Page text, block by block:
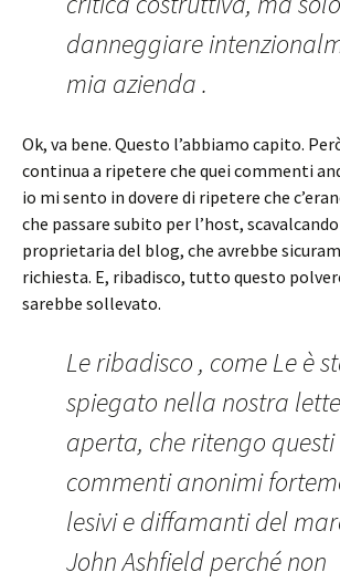
danneggiare
mia azienda .
Ok, va bene. Questo l’abbiamo capito.
continua a ripetere che quei commenti
io mi sento in dovere di ripetere che
che passare subito per l’host,
proprietaria del blog, che avrebbe
richiesta. E, ribadisco, tutto questo
sarebbe sollevato.
Le ribadisco , come Le è
spiegato nella nostra
aperta, che ritengo questi
commenti anonimi
lesivi e diffamanti del
John Ashfield perché non